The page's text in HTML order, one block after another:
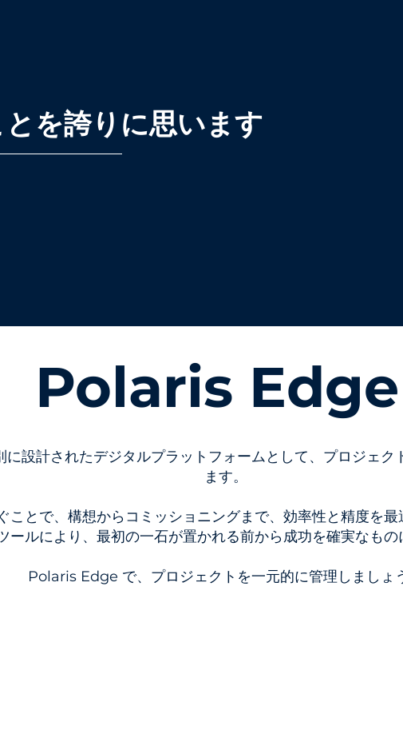
を誇りに思います
Polaris Edge
設計されたデジタルプラットフォームとして、プロジェク
ます。
ことで、構想からコミッショニングまで、効率性と精度を
ールにより、最初の一石が置かれる前から成功を確実なもの
Polaris Edge で、プロジェクトを一元的に管理しましょ